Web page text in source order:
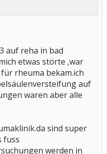
auf reha in bad
etwas störte ,war
rheuma bekam.ich
auf
waren aber alle
sind super
fuss
werden in